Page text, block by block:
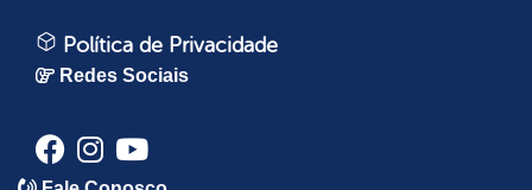
Política de Privacidade
Redes Sociais